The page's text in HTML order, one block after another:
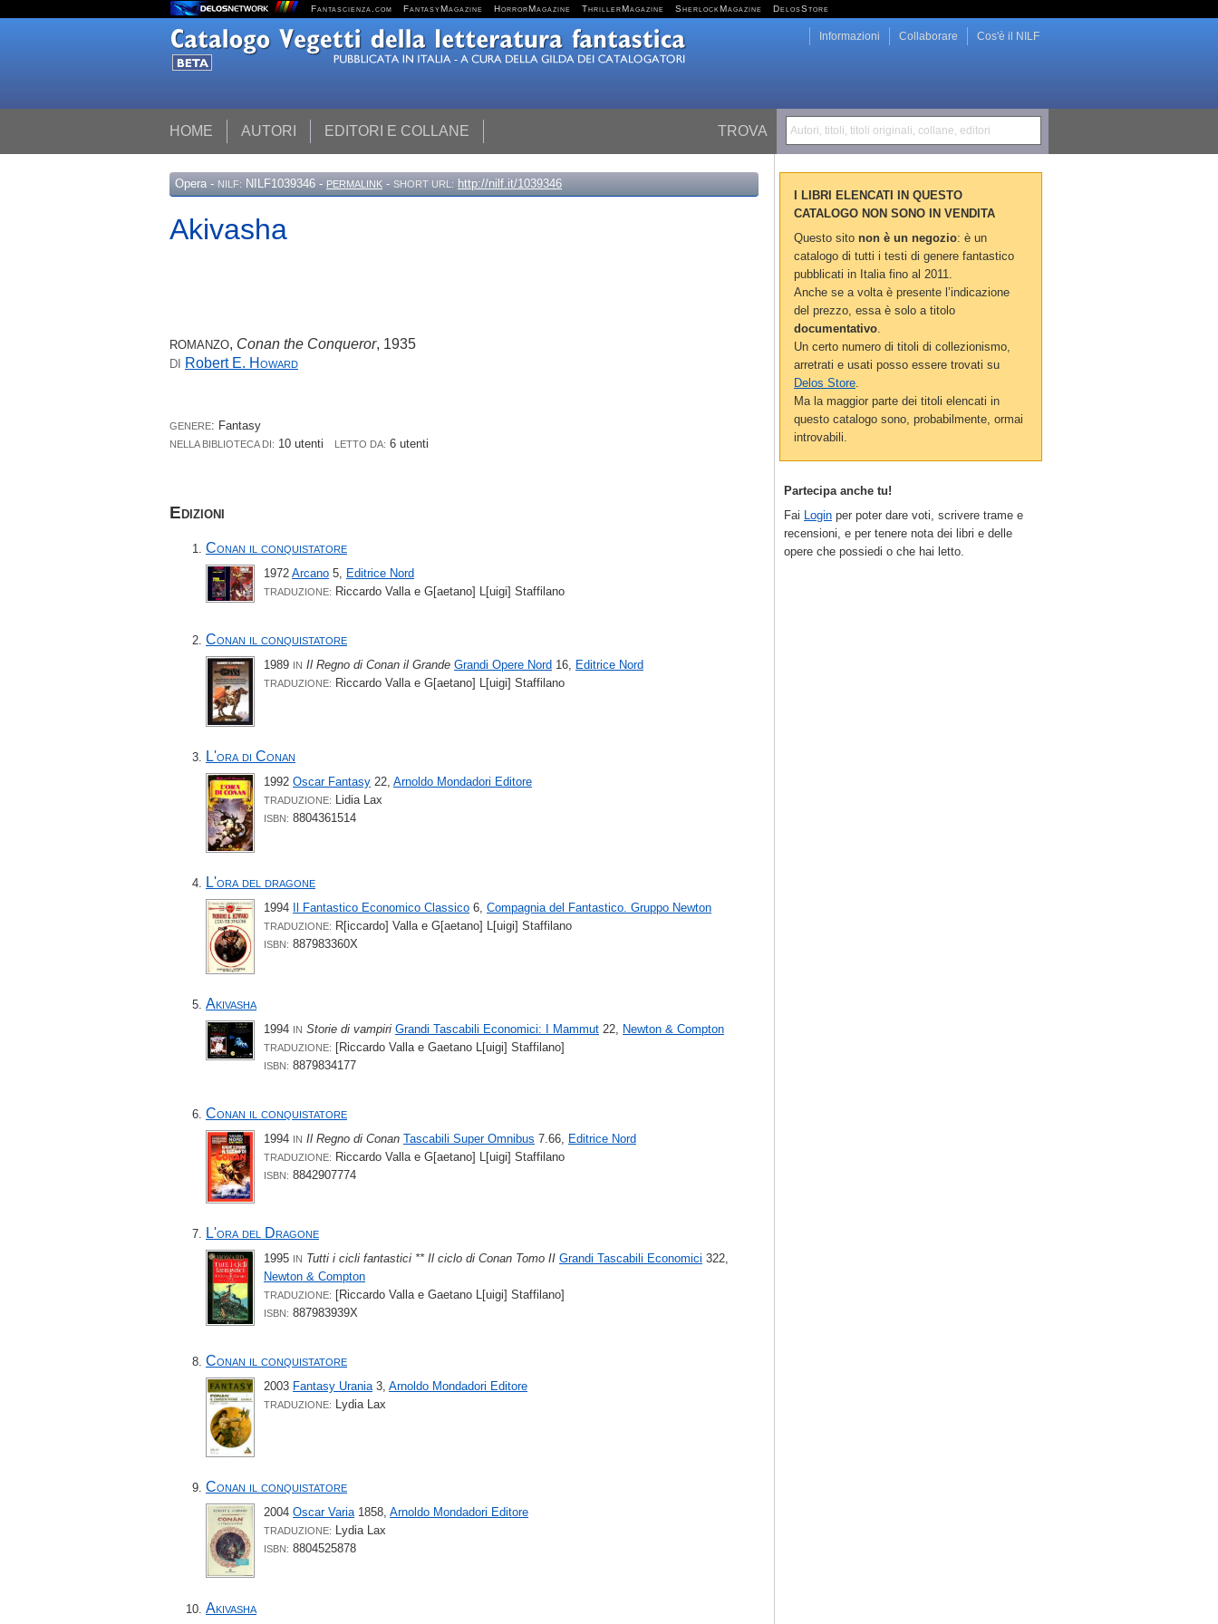
Fantascienza.com FantasyMagazine HorrorMagazine ThrillerMagazine SherlockMagazine DelosStore
TROVA Autori, titoli, titoli originali, collane, editori
HOME AUTORI EDITORI E COLLANE
Cos'è il NILF
Collaborare
Informazioni
Opera - NILF: NILF1039346 - PERMALINK - SHORT URL: http://nilf.it/1039346
Akivasha
ROMANZO, Conan the Conqueror, 1935
DI Robert E. Howard
GENERE: Fantasy
NELLA BIBLIOTECA DI: 10 utenti LETTO DA: 6 utenti
Edizioni
Conan il conquistatore
1972 Arcano 5, Editrice Nord
TRADUZIONE: Riccardo Valla e G[aetano] L[uigi] Staffilano
Conan il conquistatore
1989 IN Il Regno di Conan il Grande Grandi Opere Nord 16, Editrice Nord
TRADUZIONE: Riccardo Valla e G[aetano] L[uigi] Staffilano
L'ora di Conan
1992 Oscar Fantasy 22, Arnoldo Mondadori Editore
TRADUZIONE: Lidia Lax
ISBN: 8804361514
L'ora del dragone
1994 Il Fantastico Economico Classico 6, Compagnia del Fantastico. Gruppo Newton
TRADUZIONE: R[iccardo] Valla e G[aetano] L[uigi] Staffilano
ISBN: 887983360X
Akivasha
1994 IN Storie di vampiri Grandi Tascabili Economici: I Mammut 22, Newton & Compton
TRADUZIONE: [Riccardo Valla e Gaetano L[uigi] Staffilano]
ISBN: 8879834177
Conan il conquistatore
1994 IN Il Regno di Conan Tascabili Super Omnibus 7.66, Editrice Nord
TRADUZIONE: Riccardo Valla e G[aetano] L[uigi] Staffilano
ISBN: 8842907774
L'ora del Dragone
1995 IN Tutti i cicli fantastici ** Il ciclo di Conan Tomo II Grandi Tascabili Economici 322,
Newton & Compton
TRADUZIONE: [Riccardo Valla e Gaetano L[uigi] Staffilano]
ISBN: 887983939X
Conan il conquistatore
2003 Fantasy Urania3, Arnoldo Mondadori Editore
TRADUZIONE: Lydia Lax
Conan il conquistatore
2004 Oscar Varia1858, Arnoldo Mondadori Editore
TRADUZIONE: Lydia Lax
ISBN: 8804525878
Akivasha
I LIBRI ELENCATI IN QUESTO
CATALOGO NON SONO IN VENDITA
Questo sito non è un negozio: è un
catalogo di tutti i testi di genere fantastico
pubblicati in Italia fino al 2011.
Anche se a volta è presente l’indicazione
del prezzo, essa è solo a titolo
documentativo
Un certo numero di titoli di collezionismo,
arretrati e usati posso essere trovati su
Delos Store
Ma la maggior parte dei titoli elencati in
questo catalogo sono, probabilmente, ormai
introvabili.
Partecipa anche tu!
Fai Login per poter dare voti, scrivere trame e
recensioni, e per tenere nota dei libri e delle
opere che possiedi o che hai letto.